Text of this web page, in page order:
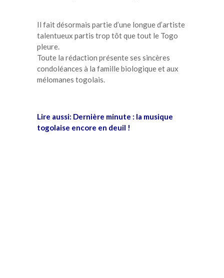
Il fait désormais partie d’une longue d’artiste
talentueux partis trop tôt que tout le Togo
pleure.
Toute la rédaction présente ses sincères
condoléances à la famille biologique et aux
mélomanes togolais.
Lire aussi: Dernière minute : la musique
togolaise encore en deuil !